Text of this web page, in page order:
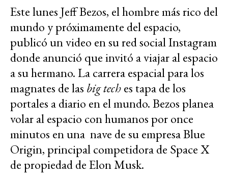
Este lunes Jeff Bezos, el hombre más rico del
mundo y próximamente del espacio,
publicó un video en su red social Instagram
donde anunció que invitó a viajar al espacio
a su hermano. La carrera espacial para los
magnates de las big teches tapa de los
portales a diario en el mundo. Bezos planea
volar al espacio con humanos por once
minutos en una nave de su empresa Blue
Origin, principal competidora de Space X
de propiedad de Elon Musk.